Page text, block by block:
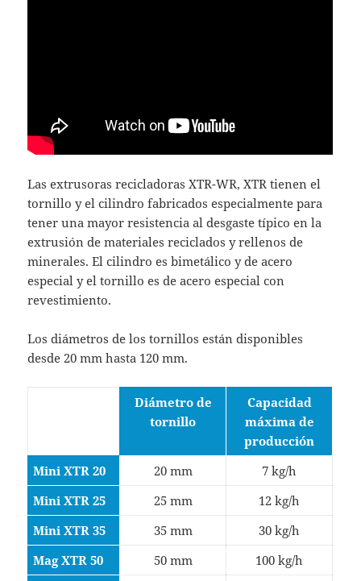
Las extrusoras recicladoras XTR-WR, XTR tienen el
tornillo y el cilindro fabricados especialmente para
tener una mayor resistencia al desgaste típico en la
extrusión de materiales reciclados y rellenos de
minerales. El cilindro es bimetálico y de acero
especial y el tornillo es de acero especial con
revestimiento.
Los diámetros de los tornillos están disponibles
desde 20 mm hasta 120 mm.
Diámetro de
tornillo
Capacidad
máxima de
producción
Mini XTR 20
20 mm
7 kg/h
Mini XTR 25
25 mm
12 kg/h
Mini XTR 35
35 mm
30 kg/h
Mag XTR 50
50 mm
100 kg/h